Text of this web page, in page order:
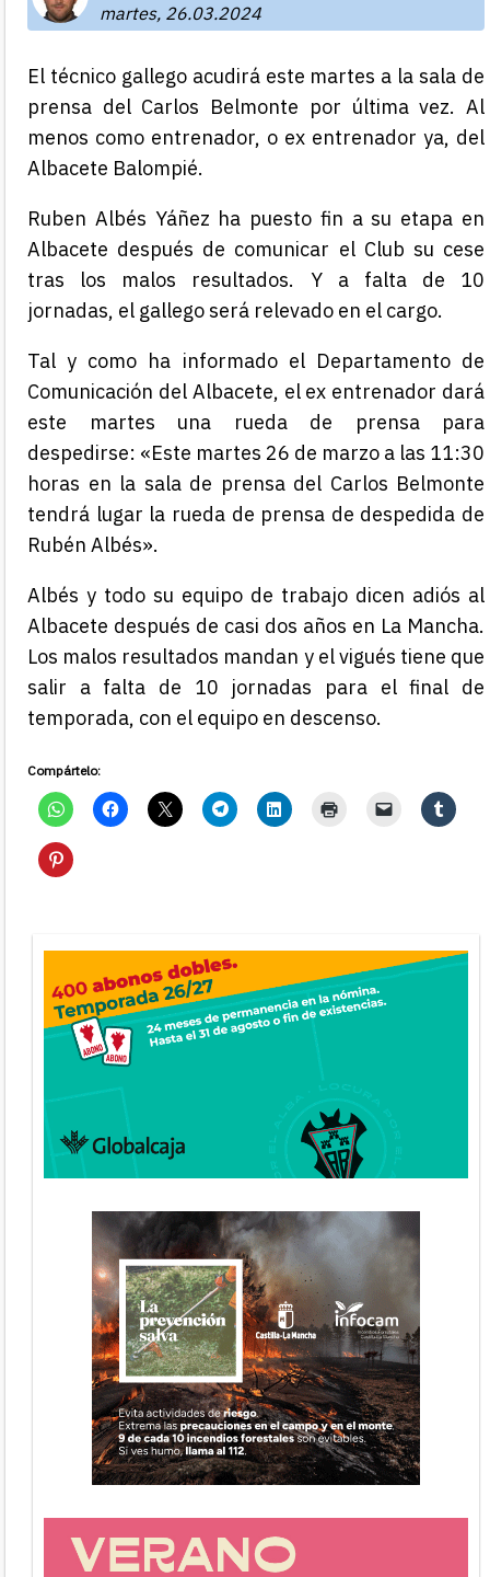
martes, 26.03.2024
El técnico gallego acudirá este martes a la sala de
prensa del Carlos Belmonte por última vez. Al
menos como entrenador, o ex entrenador ya, del
Albacete Balompié.
Ruben Albés Yáñez ha puesto fin a su etapa en
Albacete después de comunicar el Club su cese
tras los malos resultados. Y a falta de 10
jornadas, el gallego será relevado en el cargo.
Tal y como ha informado el Departamento de
Comunicación del Albacete, el ex entrenador dará
este martes una rueda de prensa para
despedirse: «Este martes 26 de marzo a las 11:30
horas en la sala de prensa del Carlos Belmonte
tendrá lugar la rueda de prensa de despedida de
Rubén Albés».
Albés y todo su equipo de trabajo dicen adiós al
Albacete después de casi dos años en La Mancha.
Los malos resultados mandan y el vigués tiene que
salir a falta de 10 jornadas para el final de
temporada, con el equipo en descenso.
Compártelo: